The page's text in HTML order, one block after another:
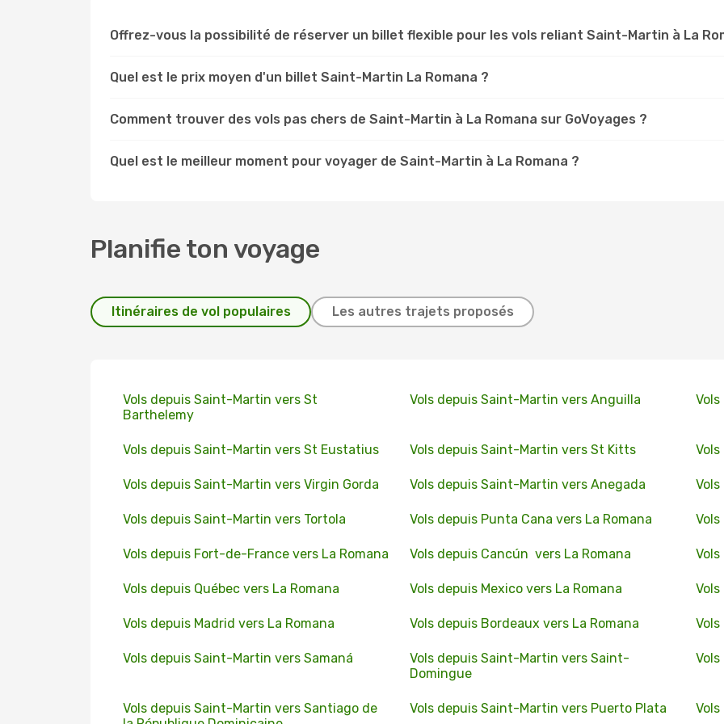
Offrez-vous la possibilité de réserver un billet flexible pour les vols reliant Saint-Martin à La
Quel est le prix moyen d'un billet Saint-Martin La Romana ?
Comment trouver des vols pas chers de Saint-Martin à La Romana sur GoVoyages ?
Quel est le meilleur moment pour voyager de Saint-Martin à La Romana ?
Planifie ton voyage
Itinéraires de vol populaires Les autres trajets proposés
Vols depuis Saint-Martin vers St
Barthelemy
Vols depuis Saint-Martin vers Anguilla
Vols depuis Saint-Martin vers St Eustatius Vols depuis Saint-Martin vers St Kitts
Vols depuis Saint-Martin vers Virgin Gorda Vols depuis Saint-Martin vers Anegada
Vols depuis Saint-Martin vers Tortola Vols depuis Punta Cana vers La Romana
Vols depuis Fort-de-France vers La Romana Vols depuis Cancún vers La Romana
Vols depuis Québec vers La Romana Vols depuis Mexico vers La Romana
Vols depuis Madrid vers La Romana Vols depuis Bordeaux vers La Romana
Vols depuis Saint-Martin vers Samaná
Vols depuis Saint-Martin vers Saint-
Domingue
Vols depuis Saint-Martin vers Santiago de
Vols depuis Saint-Martin vers Puerto Plata